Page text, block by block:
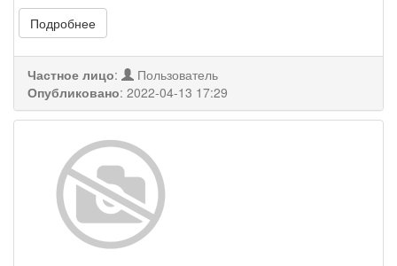
Подробнее
Частное лицо:
Пользователь
Опубликовано: 2022-04-13 17:29